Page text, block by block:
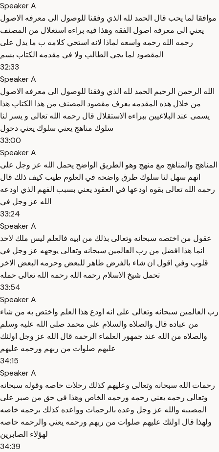
Speaker A
موافقا لما يحب قال الحمد لله الذي وفقنا للوصول الى معرفه الاصول
يعني الى معرفه اصول الفقه وهذا فيه براءه استغلال من المصنف
رحمه الله رحمه واسعه لماذا لانه استحي كلامه ب ما يدل على
المقصود لما يجي الطالب ولا في مقدمه الكتاب بسم
32:33
Speaker A
الله الرحمن الرحيم الحمد لله الذي وفقنا للوصول الى معرفه الاصول
من خلال هذه المقدمه يعرف مقصود المصنف من هذا الكتاب هذا
يسمى عند البلاغيين ببراءه الاستقلال قال رحمه الله تعالى و يسر لنا
سلوك مناهج يعني سلوك يعني دخول
33:00
Speaker A
المناهج والمناهج مع منهج وهو الطريق الواضح يحمل الله عز وجل على
انهم سهل لنا سلوك طرق واضحه في العلوم طيب كيف ذلك قال
رحمه الله تعالى بقوه اودعها في العقود يعني بسبب الفهم الذي اودعه
الله عز وجل في
33:24
Speaker A
عقول من اختصه سبحانه وتعالى بذلك من ابيه فالعلم ليس ملك لاحد
انما هذا افضل من رب العالمين سبحانه وتعالى يوجهه عز وجل في
قلوب وفي اقول ان شاء بالفرض طاهر للبعض وحرمه البعض الاخر
تحمل شيخ الاسلام رحمه الله رحمه الله تعالى حمله
33:54
Speaker A
رب العالمين سبحانه وتعالى على انه اودع هذا العلم واختص به من شاء
من عباده قال والصلاه والسلام على محمد صلى الله عليه وسلم
والصلاه من الله عند جمهور العلماء الرحمه قال الله عز وجل اولئك
عليهم صلوات من ربهم ورحمه عليهم
34:15
Speaker A
رحمات الله سبحانه وتعالى وعليهم كذلك رحلات خاصه وقوله سبحانه
وتعالى رحمه يعني رحمه ورحمه الخاص وهذا في حق من صبر على
المصيبه والله عز وجل وعده بالرحمات وواعده كذلك برحمه خاصه
ولهذا قال اولئك عليهم صلوات من ربهم ورحمه يعني والرحمه خاصه
لهؤلاء الصابرين
34:39